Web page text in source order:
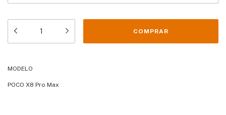
MODELO
POCO X8 Pro Max